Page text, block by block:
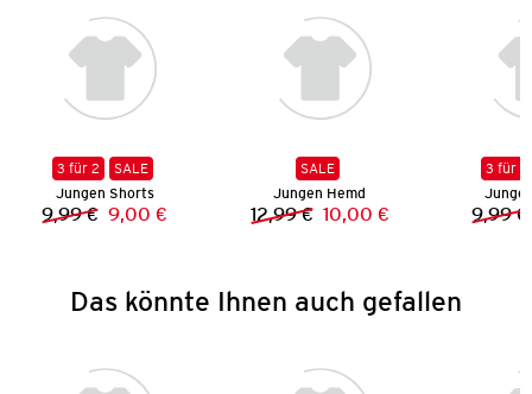
3 für 2
SALE
Jungen Shorts
Vorheriger Preis:
9,99 € Neuer Preis:
9,00 €
SALE
Jungen Hemd
Vorheriger Preis:
12,99 € Neuer Preis:
10,00 €
3 für 2
9,99 €
Das könnte Ihnen auch gefallen